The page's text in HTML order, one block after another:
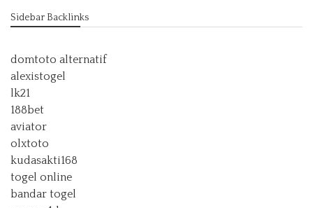
Sidebar Backlinks
domtoto alternatif
alexistogel
lk21
188bet
aviator
olxtoto
kudasakti168
togel online
bandar togel